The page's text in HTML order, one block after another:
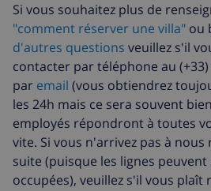
Nettoyage
supplémentaire
basée sur
énergétique
Fonds
d'annulation:
4.80% du
Si vous souhaitez plus de
"comment réserver une villa" ou
d'autres questions veuillez s'il
contacter par téléphone au
par email (vous obtiendrez
les 24h mais ce sera souvent
employés répondront à toutes
vite. Si vous n'arrivez pas à
suite (puisque les lignes
occupées), veuillez s'il vous plaît